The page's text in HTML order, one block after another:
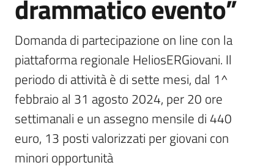
drammatico evento”
Domanda di partecipazione on line con la
piattaforma regionale HeliosERGiovani. Il
periodo di attività è di sette mesi, dal 1^
febbraio al 31 agosto 2024, per 20 ore
settimanali e un assegno mensile di 440
euro, 13 posti valorizzati per giovani con
minori opportunità